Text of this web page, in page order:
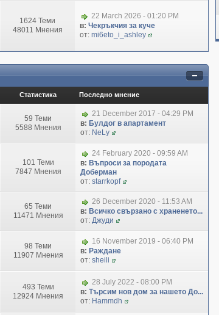
1624 Теми
48011 Мнения
22 March 2026 - 01:20 PM
в: Чекръкчия за куче
от: mi6eto_i_ashley
Статистика Последно мнение
59 Теми
5588 Мнения
21 December 2017 - 04:29 PM
в: Булдог в апартамент
от: NeLy
101 Теми
7847 Мнения
24 February 2020 - 09:59 AM
в: Въпроси за породата
Доберман
от: starrkopf
65 Теми
11471 Мнения
26 December 2020 - 11:53 AM
в: Всичко свързано с храненето...
от: Джуди
98 Теми
11907 Мнения
16 November 2019 - 06:40 PM
в: Раждане
от: sheili
493 Теми
12924 Мнения
28 July 2022 - 08:00 PM
в: Търсим нов дом за нашето До...
от: Hammdh